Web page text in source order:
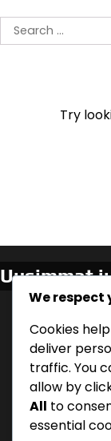
Search
for:
Try
Uusimmat
Suositukset
We respect
Cookies
deliver
traffic. You
allow by
All to
essential